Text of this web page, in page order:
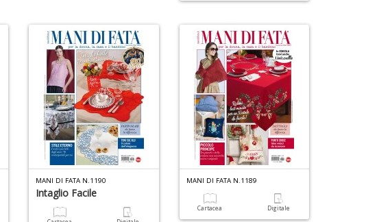
MANI DI FATA N.1190
Intaglio Facile
MANI DI FATA N.1189
Cartacea Digitale